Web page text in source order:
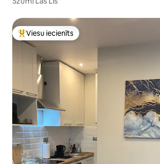
Populārs viesu iecienīts mājoklis
Viesu iecienīts